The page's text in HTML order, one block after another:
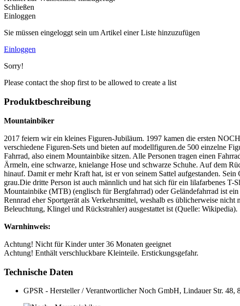
Schließen
Einloggen
Sie müssen eingeloggt sein um Artikel einer Liste hinzuzufügen
Einloggen
Sorry!
Please contact the shop first to be allowed to create a list
Produktbeschreibung
Mountainbiker
2017 feiern wir ein kleines Figuren-Jubiläum. 1997 kamen die ersten
verschiedene Figuren-Sets und bieten auf modellfiguren.de 500 einzelne
Fahrrad, also einem Mountainbike sitzen. Alle Personen tragen einen
Ärmeln, eine schwarze, knielange Hose und schwarze Schuhe. Auf dem
hinauf. Damit er mehr Kraft hat, ist er von seinem Sattel aufgestanden.
grau.Die dritte Person ist auch männlich und hat sich für ein lilafarbenes
Mountainbike (MTB) (englisch für Bergfahrrad) oder Geländefahrrad ist ein
Rennrad eher Sportgerät als Verkehrsmittel, weshalb es üblicherweise
Beleuchtung, Klingel und Rückstrahler) ausgestattet ist (Quelle: Wikipedia).
Warnhinweis:
Achtung! Nicht für Kinder unter 36 Monaten geeignet
Achtung! Enthält verschluckbare Kleinteile. Erstickungsgefahr.
Technische Daten
GPSR - Hersteller / Verantwortlicher Noch GmbH, Lindauer Str. 48,